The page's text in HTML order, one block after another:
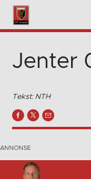
Jenter
Tekst: NTH